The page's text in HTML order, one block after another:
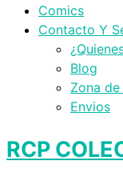
Comics
Contacto Y
Blog
Zona
Envios
RCP